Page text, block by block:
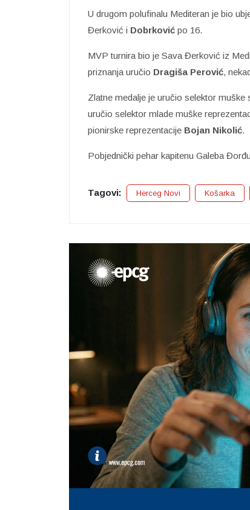
U drugom polufinalu Mediteran je bio
Đerković i Dobrković po 16.
MVP turnira bio je Sava Đerković iz
priznanja uručio Dragiša Perović,
Zlatne medalje je uručio selektor muške
uručio selektor mlade muške
pionirske reprezentacije Bojan Nikolić.
Pobjednički pehar kapitenu Galeba
Tagovi: Herceg Novi Košarka